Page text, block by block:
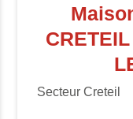
Secteur Creteil